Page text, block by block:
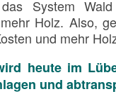
das System
Holz. Also,
und mehr
heute im
und